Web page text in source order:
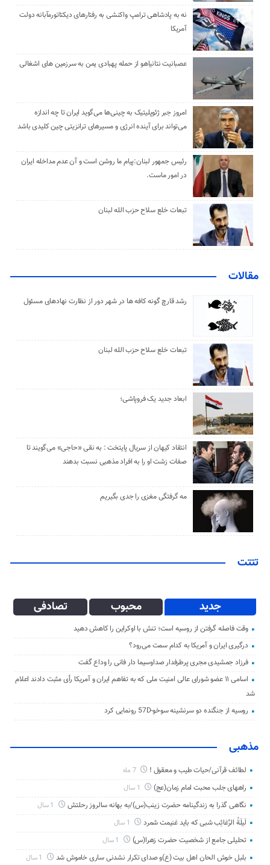
نه به پادشاهی ترامپ واکنشی به رفتارهای دیکتاتورمآبانه دولت
آمریکا
عصبانیت نتانیاهو از حمله پهبادی یمن به سرزمین های اشغالی
امروز جبر ژئوپلیتیک به چینی‌ها می‌گوید ایران تا چه اندازه
می‌تواند برای آینده انرژی و مسیرهای ترانزیتی چین کلیدی باشد
رئیس جمهور لبنان:پیام ما روشن است و آن عدم مداخله ایران
در امور ماست.
تبعات خلع سلاح حزب الله لبنان
مقالات
رشد قارچ گونه کافه ها در شهر دور از نظارت نهادهای مسئول
تبعات خلع سلاح حزب الله لبنان
ابعاد جدید یک فروپاشی؛
انتقاد کیهان از سریال پایتخت : به نقی «حاجی» می‌گویند تا
صفات زشت او را به افراد مذهبی نسبت بدهند
مه گرفتگی مغزی را جدی بگیریم
تتتت
جدید محبوب تصادفی
وقت فاصله گرفتن از روسیه است؛ تنش با اوکراین را کاهش دهید
درگیری ایران و آمریکا به کدام سمت می‌رود؟
فرزاد جمشیدی مجری پرطرفدار صداوسیما دار فانی را وداع گفت
اسامی ۱۱ عضو شورای عالی امنیت ملی که به تفاهم ایران و آمریکا رأی مثبت دادند اعلام
شد
روسیه از جنگنده دو سرنشینه سوخو-57D رونمایی کرد
مذهبی
لطائف قرآنی/حیات طیب و معقول ! 7 ماه
راههای جلب محبت امام زمان(عج)
نگاهی گذرا به زندگینامه حضرت زینب(س)/به بهانه سالروز رحلتش
لَیلَةُ الرَّغائِب شبی که باید غنیمت شمرد
تحلیلی جامع از شخصیت حضرت زهرا(س)
بلبل خوش الحان اهل بیت (ع)و صدای تکرار نشدنی ساری خاموش شد